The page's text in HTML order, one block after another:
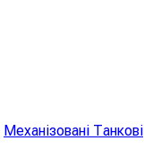
Механізовані Танкові